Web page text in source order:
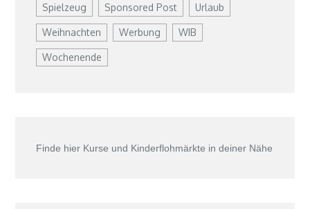
Spielzeug Sponsored Post Urlaub
Weihnachten Werbung WIB
Wochenende
Finde hier Kurse und Kinderflohmärkte in deiner Nähe